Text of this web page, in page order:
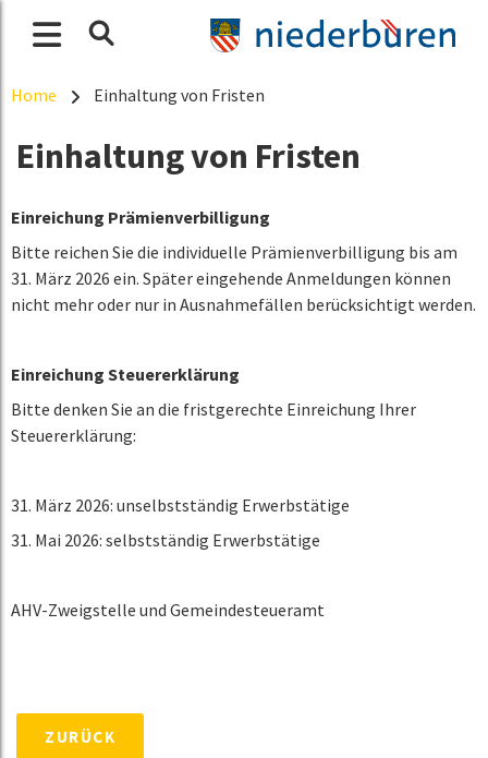
Home Einhaltung von Fristen
Einhaltung von Fristen
Einreichung Prämienverbilligung
Bitte reichen Sie die individuelle Prämienverbilligung bis am
31. März 2026 ein. Später eingehende Anmeldungen können
nicht mehr oder nur in Ausnahmefällen berücksichtigt werden.
Einreichung Steuererklärung
Bitte denken Sie an die fristgerechte Einreichung Ihrer
Steuererklärung:
31. März 2026: unselbstständig Erwerbstätige
31. Mai 2026: selbstständig Erwerbstätige
AHV-Zweigstelle und Gemeindesteueramt
ZURÜCK